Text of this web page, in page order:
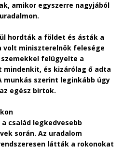
amikor egyszerre nagyjából
hordták a földet és ásták a
volt miniszterelnök felesége
felügyelte a
és kizárólag ő adta
munkás szerint leginkább úgy
egész birtok.
család legkedvesebb
során. Az uradalom
látták a rokonokat